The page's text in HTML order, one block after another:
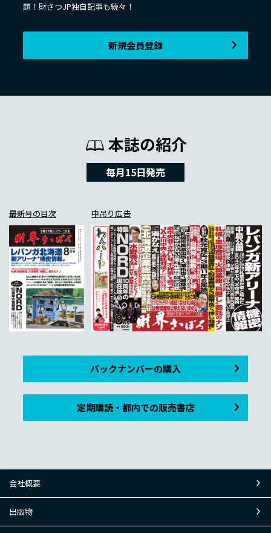
題！財さつJP独自記事も続々！
新規会員登録
本誌の紹介
毎月15日発売
最新号の目次 中吊り広告
バックナンバーの購入
定期購読・都内での販売書店
会社概要
出版物